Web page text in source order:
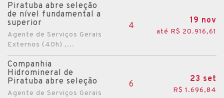
Piratuba abre seleção
de nível fundamental a
superior
Agente de Serviços Gerais
Externos (40h) ,...
4
19 nov
até R$ 20.916,61
Companhia
Hidromineral de
Piratuba abre seleção
Agente de Serviços Gerais
6
23 set
R$ 1.696,84